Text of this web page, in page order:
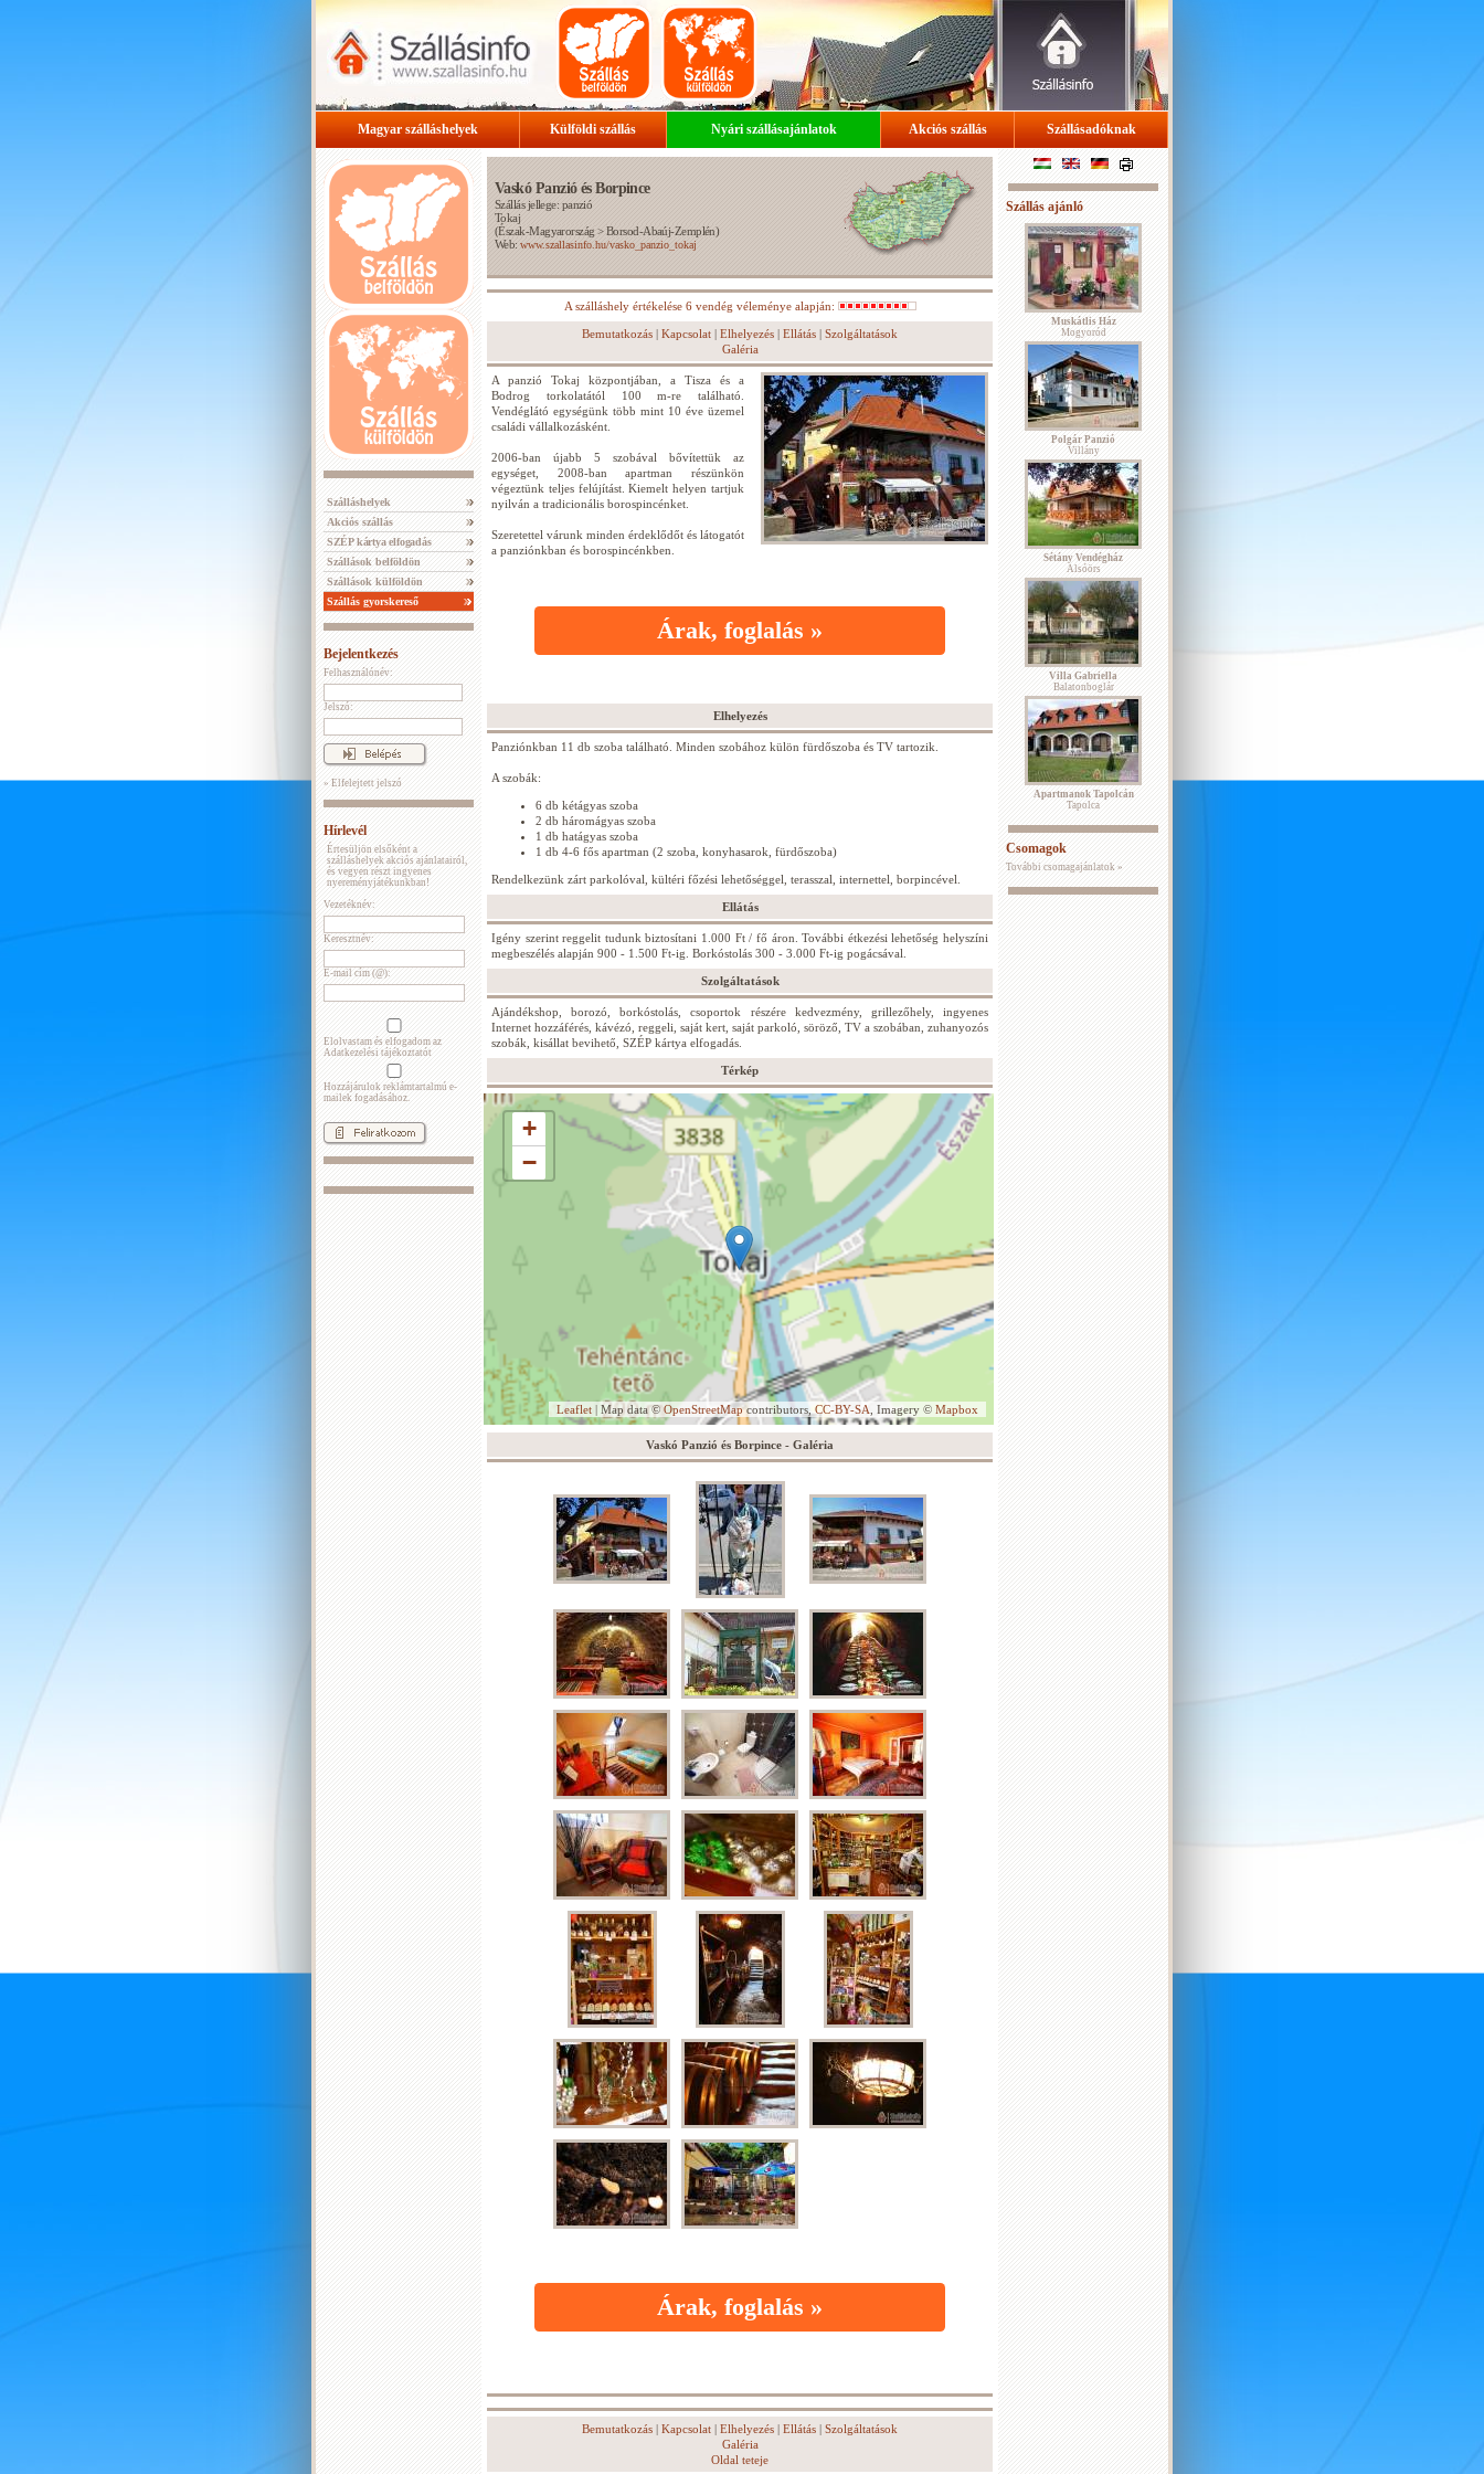
Magyar szálláshelyek Külföldi szállás Nyári szállásajánlatok Akciós szállás Szállásadóknak
Szálláshelyek
Akciós szállás
SZÉP kártya elfogadás
Szállások belföldön
Szállások külföldön
Szállás gyorskereső
Bejelentkezés
Felhasználónév:
Jelszó:
» Elfelejtett jelszó
Hírlevél
Értesüljön elsőként a
szálláshelyek akciós ajánlatairól,
és vegyen részt ingyenes
nyereményjátékunkban!
Vezetéknév:
Keresztnév:
E-mail cím (@):
Elolvastam és elfogadom az
Adatkezelési tájékoztatót
Hozzájárulok reklámtartalmú e-
mailek fogadásához.
Vaskó Panzió és Borpince
Szállás jellege: panzió
Tokaj
(Észak-Magyarország >Borsod-Abaúj-Zemplén)
Web:www.szallasinfo.hu/vasko_panzio_tokaj
A szálláshely értékelése 6 vendég véleménye alapján:
Bemutatkozás | Kapcsolat | Elhelyezés | Ellátás | Szolgáltatások
Galéria
A panzió Tokaj központjában, a Tisza és a
Bodrog torkolatától 100 m-re található.
Vendéglátó egységünk több mint 10 éve üzemel
családi vállalkozásként.
2006-ban újabb 5 szobával bővítettük az
egységet, 2008-ban apartman részünkön
végeztünk teljes felújítást. Kiemelt helyen tartjuk
nyilván a tradicionális borospincénket.
Szeretettel várunk minden érdeklődőt és látogatót
a panziónkban és borospincénkben.
Árak, foglalás »
Elhelyezés
Panziónkban 11 db szoba található. Minden szobához külön fürdőszoba és TV tartozik.
A szobák:
6 db kétágyas szoba
2 db háromágyas szoba
1 db hatágyas szoba
1 db 4-6 fős apartman (2 szoba, konyhasarok, fürdőszoba)
Rendelkezünk zárt parkolóval, kültéri főzési lehetőséggel, terasszal, internettel, borpincével.
Ellátás
Igény szerint reggelit tudunk biztosítani 1.000 Ft / fő áron. További étkezési lehetőség helyszíni
megbeszélés alapján 900 - 1.500 Ft-ig. Borkóstolás 300 - 3.000 Ft-ig pogácsával.
Szolgáltatások
Ajándékshop, borozó, borkóstolás, csoportok részére kedvezmény, grillezőhely, ingyenes
Internet hozzáférés, kávézó, reggeli, saját kert, saját parkoló, söröző, TV a szobában, zuhanyozós
szobák, kisállat bevihető, SZÉP kártya elfogadás.
Térkép
+
−
Leaflet | Map data © OpenStreetMapcontributors, CC-BY-SA , Imagery © Mapbox
Vaskó Panzió és Borpince - Galéria
Árak, foglalás »
Bemutatkozás | Kapcsolat | Elhelyezés | Ellátás | Szolgáltatások
Galéria
Oldal teteje
Szállás ajánló
Muskátlis Ház
Mogyoród
Polgár Panzió
Villány
Sétány Vendégház
Alsóörs
Villa Gabriella
Balatonboglár
Apartmanok Tapolcán
Tapolca
Csomagok
További csomagajánlatok »